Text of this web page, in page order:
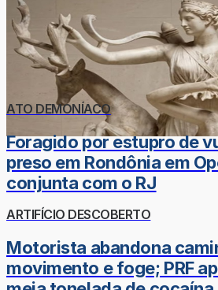
ATO DEMONÍACO
Foragido por estupro de
preso em Rondônia em
conjunta com o RJ
ARTIFÍCIO DESCOBERTO
Motorista abandona
movimento e foge; PRF